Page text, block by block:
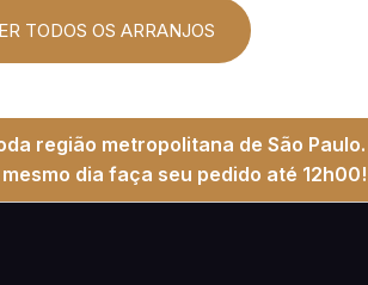
TODOS OS ARRANJOS
região metropolitana de São Paulo.
dia faça seu pedido até 12h00!